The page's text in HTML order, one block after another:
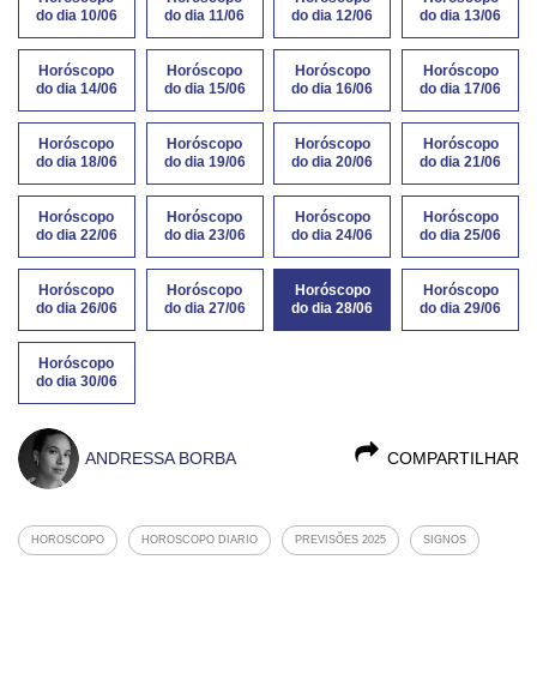
do dia 10/06
do dia 11/06
do dia 12/06
do dia 13/06
Horóscopo
do dia 14/06
Horóscopo
do dia 15/06
Horóscopo
do dia 16/06
Horóscopo
do dia 17/06
Horóscopo
do dia 18/06
Horóscopo
do dia 19/06
Horóscopo
do dia 20/06
Horóscopo
do dia 21/06
Horóscopo
do dia 22/06
Horóscopo
do dia 23/06
Horóscopo
do dia 24/06
Horóscopo
do dia 25/06
Horóscopo
do dia 26/06
Horóscopo
do dia 27/06
Horóscopo
do dia 28/06
Horóscopo
do dia 29/06
Horóscopo
do dia 30/06
COMPARTILHAR
ANDRESSA BORBA
HOROSCOPO HOROSCOPO DIARIO PREVISÕES 2025 SIGNOS